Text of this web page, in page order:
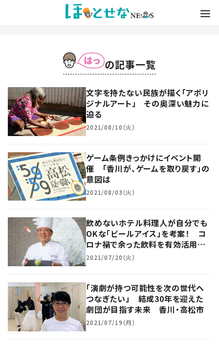
の記事一覧
文字を持たない民族が描く「アボリ
ジナルアート」 その奥深い魅力に
迫る
2021/08/10（火）
ゲーム条例きっかけにイベント開
催 「香川が、ゲームを取り戻す」の
意図は
2021/08/03（火）
飲めないホテル料理人が自分でも
OKな「ビールアイス」を考案！ コ
ロナ禍で余った飲料を有効活用
岡山
2021/07/20（火）
「演劇が持つ可能性を次の世代へ
つなぎたい」 結成30年を迎えた
劇団が目指す未来 香川・高松市
2021/07/19（月）